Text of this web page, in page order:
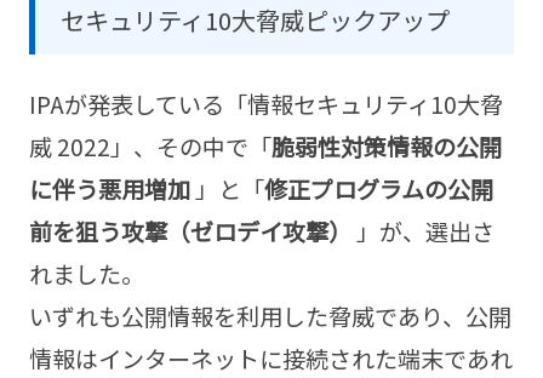
セキュリティ10大脅威ピックアップ
IPAが発表している「情報セキュリティ10大脅
威 2022」、その中で「脆弱性対策情報の公開
に伴う悪用増加」と「修正プログラムの公開
前を狙う攻撃（ゼロデイ攻撃）
」が、選出さ
れました。
いずれも公開情報を利用した脅威であり、公開
情報はインターネットに接続された端末であれ